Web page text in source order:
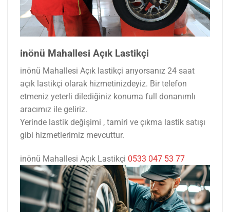
inönü Mahallesi Açık Lastikçi
inönü Mahallesi Açık lastikçi arıyorsanız 24 saat
açık lastikçi olarak hizmetinizdeyiz. Bir telefon
etmeniz yeterli dilediğiniz konuma full donanımlı
aracımız ile geliriz.
Yerinde lastik değişimi , tamiri ve çıkma lastik satışı
gibi hizmetlerimiz mevcuttur.
inönü Mahallesi Açık Lastikçi 0533 047 53 77